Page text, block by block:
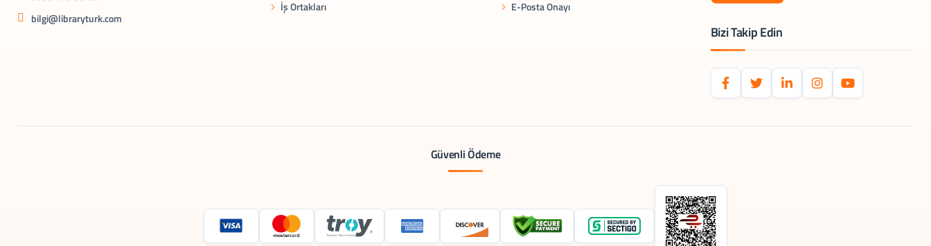
bilgi@libraryturk.com
İş Ortakları
E-Posta Onayı
Bizi Takip Edin
Güvenli Ödeme